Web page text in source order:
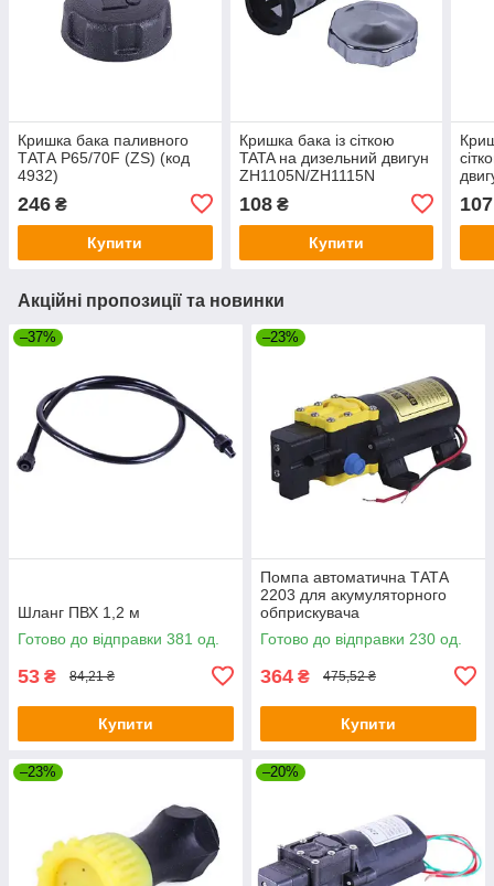
Кришка бака паливного
ТАТА P65/70F (ZS) (код
4932)
246 ₴
Купити
Кришка бака із сіткою
TATA на дизельний двигун
ZH1105N/ZH1115N
108₴
Купити
107
Акційні пропозиції та новинки
–37%
Шланг ПВХ 1,2 м
Готово до відправки 381 од.
53 ₴ 84,21 ₴
Купити
–23%
Помпа автоматична ТАТА
2203 для акумуляторного
обприскувача
Готово до відправки 230 од.
364 ₴ 475,52 ₴
Купити
–23% –20%